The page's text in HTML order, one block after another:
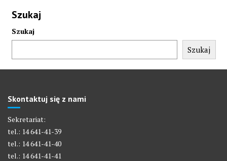
Szukaj
Szukaj
Szukaj
Skontaktuj się z nami
Sekretariat:
tel.: 14 641-41-39
tel.: 14 641-41-40
tel.: 14 641-41-41